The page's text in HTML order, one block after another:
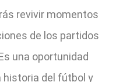
revivir momentos
de los partidos
una oportunidad
historia del fútbol y